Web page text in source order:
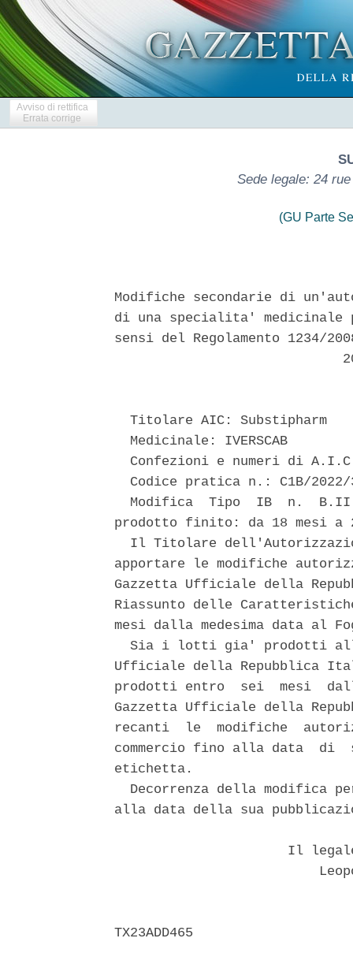
Avviso di rettifica
Errata corrige
Sede legale: 24
(GU Parte
Modifiche secondarie di
di una specialita' medicinale
sensi del Regolamento 1234/
  Titolare AIC: Substipharm
  Medicinale: IVERSCAB
Confezioni e numeri di
Codice pratica n.: C1B/
Modifica  Tipo  IB  n.
prodotto finito: da 18 mesi a
Il Titolare
apportare le modifiche
Gazzetta Ufficiale della
Riassunto delle
mesi dalla medesima data
Sia i lotti gia' prodotti
Ufficiale della Repubblica
prodotti entro  sei  mesi
Gazzetta Ufficiale della
recanti  le  modifiche
commercio fino alla data  di
etichetta.
Decorrenza della modifica
alla data della sua
Il